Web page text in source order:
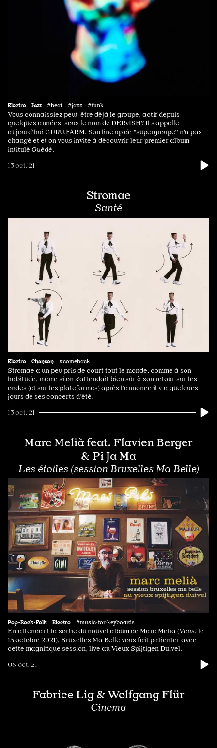
Electro Jazz #beat #jazz #funk
Vous connaissiez peut-être déjà le groupe, actif depuis
quelques années, sous le nom de DERvISH? Il s'appelle
aujourd'hui GURU.FARM. Son line up de "supergroupe" n'a pas
changé et et on vous invite à découvrir leur premier album
intitulé Guédé.
15 oct. 21
Stromae
Santé
Electro Chanson #comeback
Stromae a un peu pris de court tout le monde, comme à son
habitude, même si on s'attendait bien sûr à son retour sur les
ondes (et sur les plateformes) après l'annonce il y a quelques
jours de ses concerts d'été.
15 oct. 21
Marc Melià feat. Flavien Berger
& Pi Ja Ma
Les étoiles (session Bruxelles Ma Belle)
Pop•Rock•Folk Electro #music·for·keyboards
En attendant la sortie du nouvel album de Marc Melià (Veus, le
15 octobre 2021), Bruxelles Ma Belle vous fait patienter avec
cette magnifique session, live au Vieux Spijtigen Duivel.
08 oct. 21
Fabrice Lig & Wolfgang Flür
Cinema